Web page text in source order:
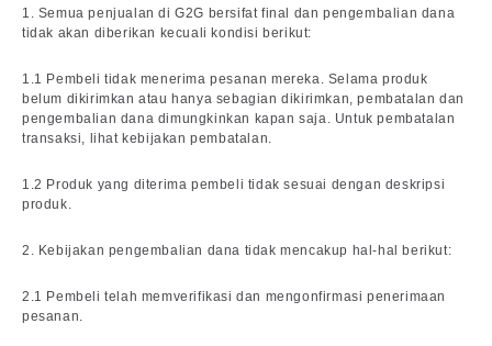
1. Semua penjualan di G2G bersifat final dan pengembalian dana
tidak akan diberikan kecuali kondisi berikut:
1.1 Pembeli tidak menerima pesanan mereka. Selama produk
belum dikirimkan atau hanya sebagian dikirimkan, pembatalan dan
pengembalian dana dimungkinkan kapan saja. Untuk pembatalan
transaksi, lihat kebijakan pembatalan.
1.2 Produk yang diterima pembeli tidak sesuai dengan deskripsi
produk.
2. Kebijakan pengembalian dana tidak mencakup hal-hal berikut:
2.1 Pembeli telah memverifikasi dan mengonfirmasi penerimaan
pesanan.